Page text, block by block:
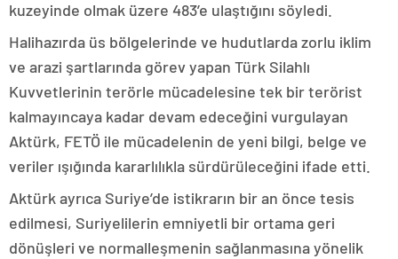
kuzeyinde olmak üzere 483’e ulaştığını söyledi.
Halihazırda üs bölgelerinde ve hudutlarda zorlu iklim
ve arazi şartlarında görev yapan Türk Silahlı
Kuvvetlerinin terörle mücadelesine tek bir terörist
kalmayıncaya kadar devam edeceğini vurgulayan
Aktürk, FETÖ ile mücadelenin de yeni bilgi, belge ve
veriler ışığında kararlılıkla sürdürüleceğini ifade etti.
Aktürk ayrıca Suriye’de istikrarın bir an önce tesis
edilmesi, Suriyelilerin emniyetli bir ortama geri
dönüşleri ve normalleşmenin sağlanmasına yönelik